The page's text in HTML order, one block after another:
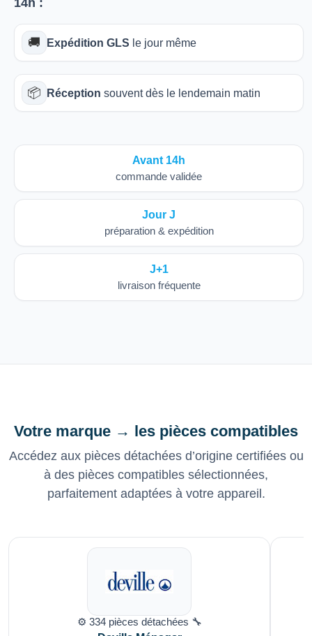
14h :
🚚 Expédition GLS le jour même
📦 Réception souvent dès le lendemain matin
Avant 14h
commande validée
Jour J
préparation & expédition
J+1
livraison fréquente
Votre marque → les pièces compatibles
Accédez aux pièces détachées d’origine certifiées ou
à des pièces compatibles sélectionnées,
parfaitement adaptées à votre appareil.
⚙️ 334 pièces détachées 🔧